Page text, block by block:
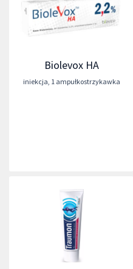
Biolevox HA
iniekcja, 1 ampułkostrzykawka